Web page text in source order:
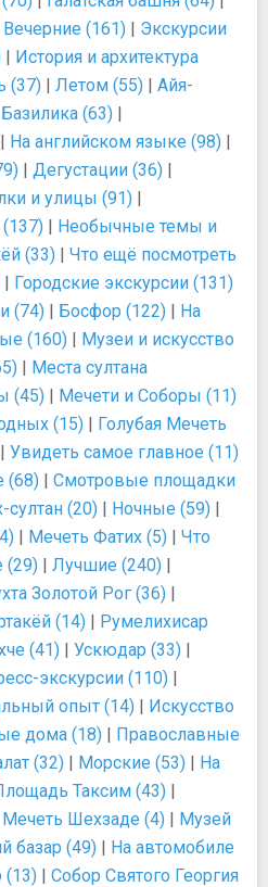
Вечерние (161) | Экскурсии
| История и архитектура
(37) | Летом (55) | Айя-
(63) |
| На английском языке (98) |
| Дегустации (36) |
и улицы (91) |
| Необычные темы и
(33) | Что ещё посмотреть
| Городские экскурсии (131)
(74) | Босфор (122) | На
(160) | Музеи и искусство
| Места султана
(45) | Мечети и Соборы (11)
(15) | Голубая Мечеть
| Увидеть самое главное (11)
(68) | Смотровые площадки
(20) | Ночные (59) |
| Мечеть Фатих (5) | Что
(29) | Лучшие (240) |
Золотой Рог (36) |
(14) | Румелихисар
(41) | Ускюдар (33) |
экскурсии (110) |
опыт (14) | Искусство
дома (18) | Православные
(32) | Морские (53) | На
Таксим (43) |
Мечеть Шехзаде (4) | Музей
базар (49) | На автомобиле
(13) | Собор Святого Георгия